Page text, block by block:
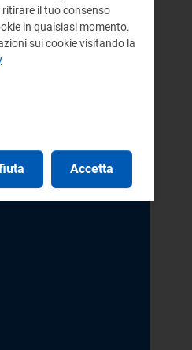
il tuo consenso
in qualsiasi momento.
sui cookie visitando la
Accetta